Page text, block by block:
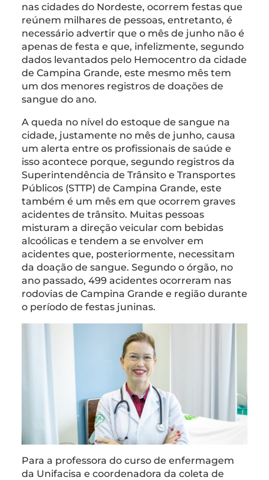
nas cidades do Nordeste, ocorrem festas que
reúnem milhares de pessoas, entretanto, é
necessário advertir que o mês de junho não é
apenas de festa e que, infelizmente, segundo
dados levantados pelo Hemocentro da cidade
de Campina Grande, este mesmo mês tem
um dos menores registros de doações de
sangue do ano.
A queda no nível do estoque de sangue na
cidade, justamente no mês de junho, causa
um alerta entre os profissionais de saúde e
isso acontece porque, segundo registros da
Superintendência de Trânsito e Transportes
Públicos (STTP) de Campina Grande, este
também é um mês em que ocorrem graves
acidentes de trânsito. Muitas pessoas
misturam a direção veicular com bebidas
alcoólicas e tendem a se envolver em
acidentes que, posteriormente, necessitam
da doação de sangue. Segundo o órgão, no
ano passado, 499 acidentes ocorreram nas
rodovias de Campina Grande e região durante
o período de festas juninas.
Para a professora do curso de enfermagem
da Unifacisa e coordenadora da coleta de